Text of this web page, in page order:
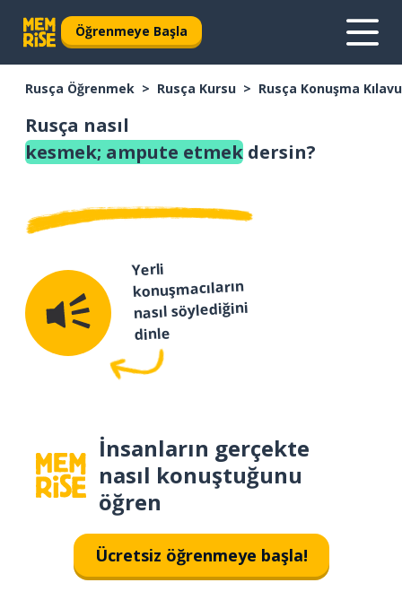
Öğrenmeye Başla
Rusça Öğrenmek Rusça Kursu Rusça Konuşma
Rusça nasıl
kesmek; ampute etmek dersin?
Yerli
konuşmacıların
nasıl söylediğini
dinle
İnsanların gerçekte
nasıl konuştuğunu
öğren
Ücretsiz öğrenmeye başla!